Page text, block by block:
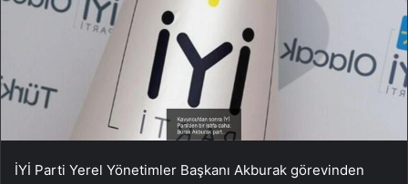
İYİ Parti Yerel Yönetimler Başkanı Akburak görevinden